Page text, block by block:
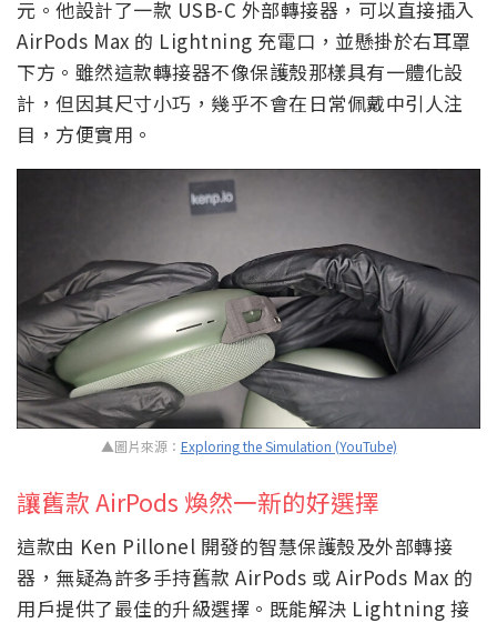
元。他設計了一款 USB-C 外部轉接器，可以直接插入
AirPods Max 的 Lightning 充電口，並懸掛於右耳罩
下方。雖然這款轉接器不像保護殼那樣具有一體化設
計，但因其尺寸小巧，幾乎不會在日常佩戴中引人注
目，方便實用。
▲圖片來源： Exploring the Simulation (YouTube)
讓舊款 AirPods 煥然一新的好選擇
這款由 Ken Pillonel 開發的智慧保護殼及外部轉接
器，無疑為許多手持舊款 AirPods 或 AirPods Max 的
用戶提供了最佳的升級選擇。既能解決 Lightning 接